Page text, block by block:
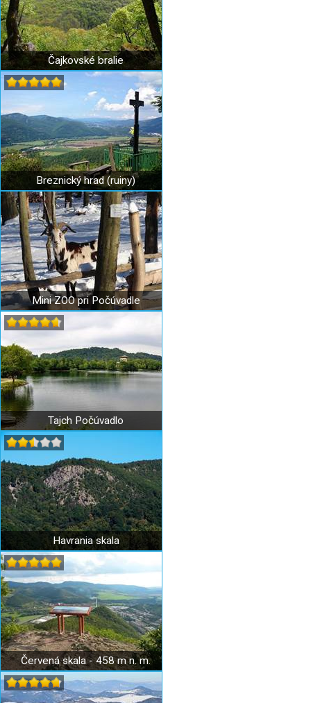
Čajkovské bralie
Breznický hrad (ruiny)
Mini ZOO pri Počúvadle
Tajch Počúvadlo
Havrania skala
Červená skala - 458 m n. m.